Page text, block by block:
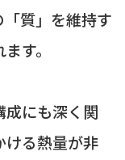
質」を維持す
す。
成にも深く関
ける熱量が非